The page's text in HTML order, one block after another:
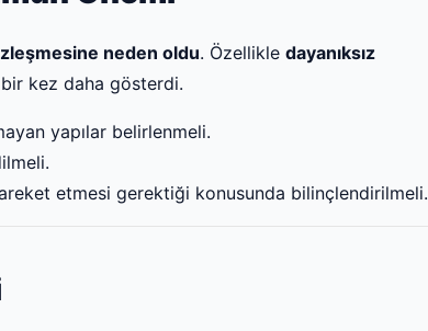
neden oldu. Özellikle dayanıksız
kez daha gösterdi.
yapılar belirlenmeli.
etmesi gerektiği konusunda bilinçlendirilmeli.